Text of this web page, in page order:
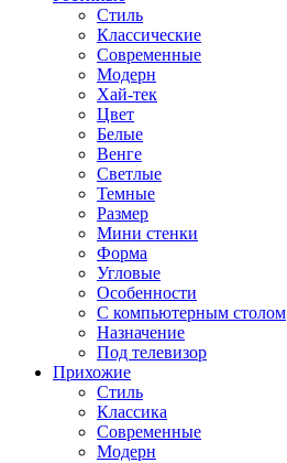
Стиль
Классические
Современные
Модерн
Хай-тек
Цвет
Белые
Венге
Светлые
Темные
Размер
Мини стенки
Форма
Угловые
Особенности
С компьютерным столом
Назначение
Под телевизор
Прихожие
Стиль
Классика
Современные
Модерн